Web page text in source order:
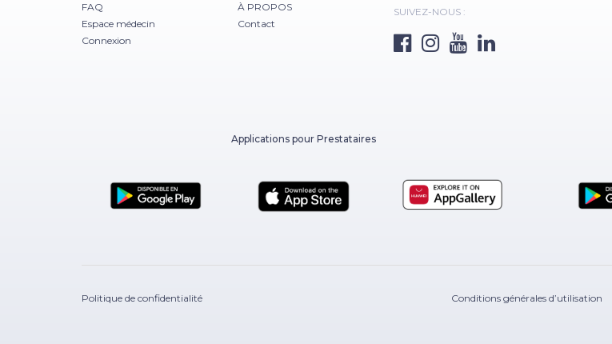
FAQ
Espace médecin
Connexion
À PROPOS
Contact
SUIVEZ-NOUS :
Applications pour Prestataires
Politique de confidentialité Conditions générales d’utilisation